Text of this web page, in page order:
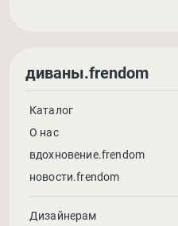
диваны.frendom
Каталог
О нас
вдохновение.frendom
новости.frendom
Дизайнерам